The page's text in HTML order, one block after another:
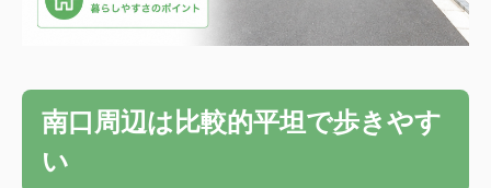
南口周辺は比較的平坦で歩きやす
い